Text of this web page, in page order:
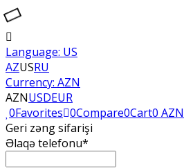
Language: US
AZUSRU
Currency: AZN
AZNUSDEUR
0Favorites 0Compare0Cart0 AZN
Geri zəng sifarişi
Əlaqə telefonu*